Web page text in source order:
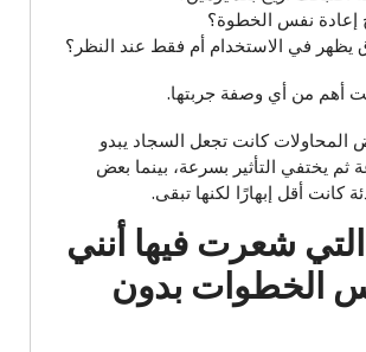
إعادة نفس الخطوة؟
يظهر في الاستخدام أم فقط عند النظر؟
أهم من أي وصفة جربتها.
كانت تجعل السجاد يبدو
ثم يختفي التأثير بسرعة، بينما بعض
كانت أقل إبهارًا لكنها تبقى.
شعرت فيها أنني
الخطوات بدون